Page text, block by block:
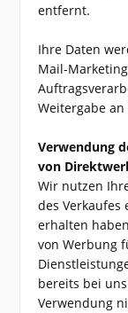
entfernt.
Ihre Daten
Mail-
Weitergabe
Verwendung
von
Wir nutzen
des
erhalten
von Werbung
bereits bei
Verwendung